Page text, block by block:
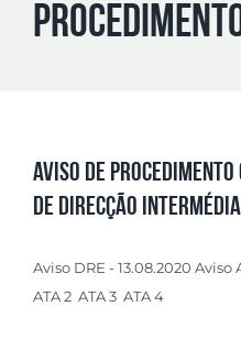
Cávado 2030
Contactos
Aviso de
de Direcção
Aviso DRE - 13.08.2020 Aviso
ATA 2 ATA 3 ATA 4